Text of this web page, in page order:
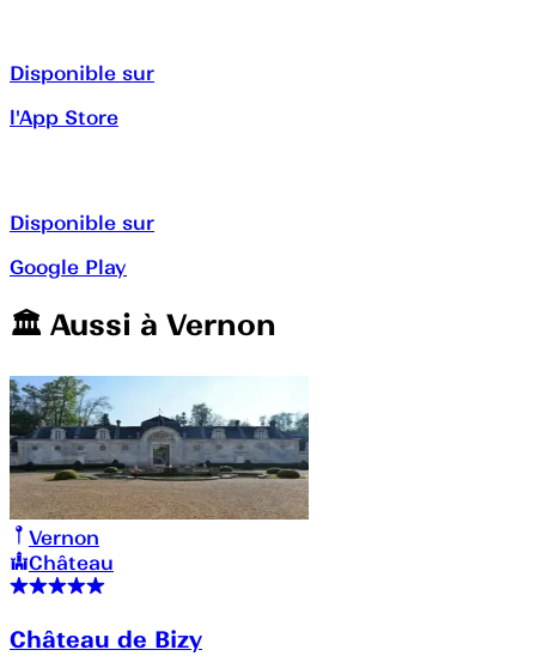
Disponible sur
l'App Store
Disponible sur
Google Play
🏛️️ Aussi à Vernon
Vernon
Château
Château de Bizy